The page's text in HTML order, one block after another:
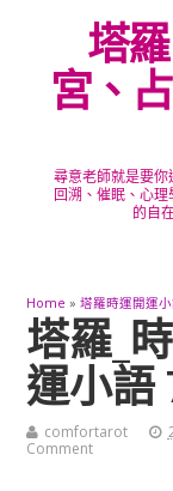
塔
宮、
尋意老師就是要
回溯、催眠、心
的自
Home » 塔羅時運開運
塔羅_
運小
comfortarot
Comment